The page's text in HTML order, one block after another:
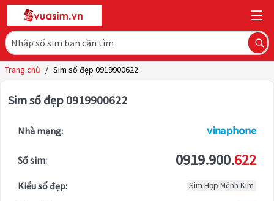
Trang chủ / Sim số đẹp 0919900622
Sim số đẹp 0919900622
Nhà mạng:
Số sim: 0919.900.622
Kiểu số đẹp: Sim Hợp Mệnh Kim